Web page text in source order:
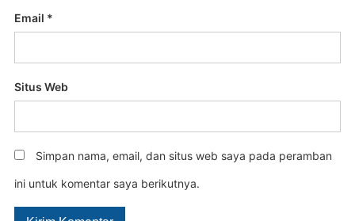
Email *
Situs Web
Simpan nama, email, dan situs web saya pada peramban
ini untuk komentar saya berikutnya.